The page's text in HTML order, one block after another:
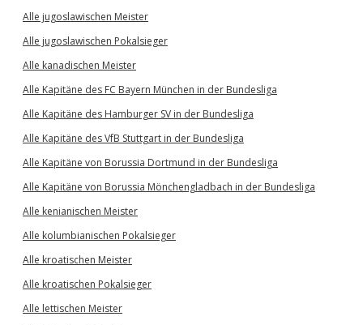
Alle jugoslawischen Meister
Alle jugoslawischen Pokalsieger
Alle kanadischen Meister
Alle Kapitäne des FC Bayern München in der Bundesliga
Alle Kapitäne des Hamburger SV in der Bundesliga
Alle Kapitäne des VfB Stuttgart in der Bundesliga
Alle Kapitäne von Borussia Dortmund in der Bundesliga
Alle Kapitäne von Borussia Mönchengladbach in der Bundesliga
Alle kenianischen Meister
Alle kolumbianischen Pokalsieger
Alle kroatischen Meister
Alle kroatischen Pokalsieger
Alle lettischen Meister